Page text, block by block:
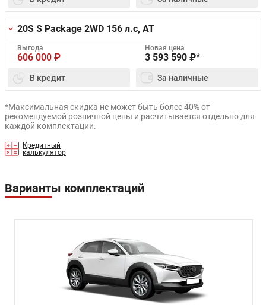
20S S Package 2WD 156 л.с, AT
Выгода
606 000 ₽
Новая цена
3 593 590 ₽*
В кредит За наличные
*Максимальная скидка не может быть более 40% от
рекомендуемой розничной цены и расчитывается отдельно для
каждой комплектации.
Кредитный
калькулятор
Варианты комплектаций